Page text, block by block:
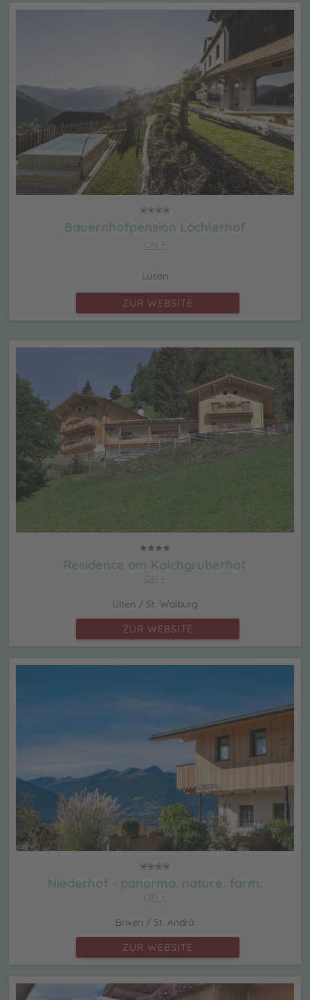
Bauernhofpension Löchlerhof
CIN +
Lüsen
ZUR WEBSITE
Residence am Kalchgruberhof
CIN +
Ulten / St. Walburg
ZUR WEBSITE
Niederhof - panorma. nature. farm.
CIN +
Brixen / St. Andrä
ZUR WEBSITE